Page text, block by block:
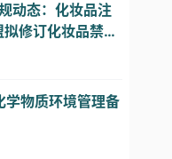
动态：化妆品注
修订化妆品禁限
物质环境管理备